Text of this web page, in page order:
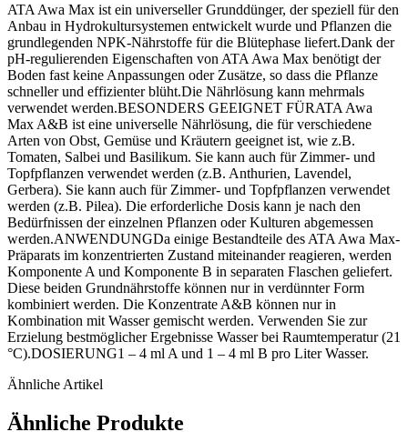
ATA Awa Max ist ein universeller Grunddünger, der speziell für den
Anbau in Hydrokultursystemen entwickelt wurde und Pflanzen die
grundlegenden NPK-Nährstoffe für die Blütephase liefert.Dank der
pH-regulierenden Eigenschaften von ATA Awa Max benötigt der
Boden fast keine Anpassungen oder Zusätze, so dass die Pflanze
schneller und effizienter blüht.Die Nährlösung kann mehrmals
verwendet werden.BESONDERS GEEIGNET FÜRATA Awa
Max A&B ist eine universelle Nährlösung, die für verschiedene
Arten von Obst, Gemüse und Kräutern geeignet ist, wie z.B.
Tomaten, Salbei und Basilikum. Sie kann auch für Zimmer- und
Topfpflanzen verwendet werden (z.B. Anthurien, Lavendel,
Gerbera). Sie kann auch für Zimmer- und Topfpflanzen verwendet
werden (z.B. Pilea). Die erforderliche Dosis kann je nach den
Bedürfnissen der einzelnen Pflanzen oder Kulturen abgemessen
werden.ANWENDUNGDa einige Bestandteile des ATA Awa Max-
Präparats im konzentrierten Zustand miteinander reagieren, werden
Komponente A und Komponente B in separaten Flaschen geliefert.
Diese beiden Grundnährstoffe können nur in verdünnter Form
kombiniert werden. Die Konzentrate A&B können nur in
Kombination mit Wasser gemischt werden. Verwenden Sie zur
Erzielung bestmöglicher Ergebnisse Wasser bei Raumtemperatur (21
°C).DOSIERUNG1 – 4 ml A und 1 – 4 ml B pro Liter Wasser.
Ähnliche Artikel
Ähnliche Produkte